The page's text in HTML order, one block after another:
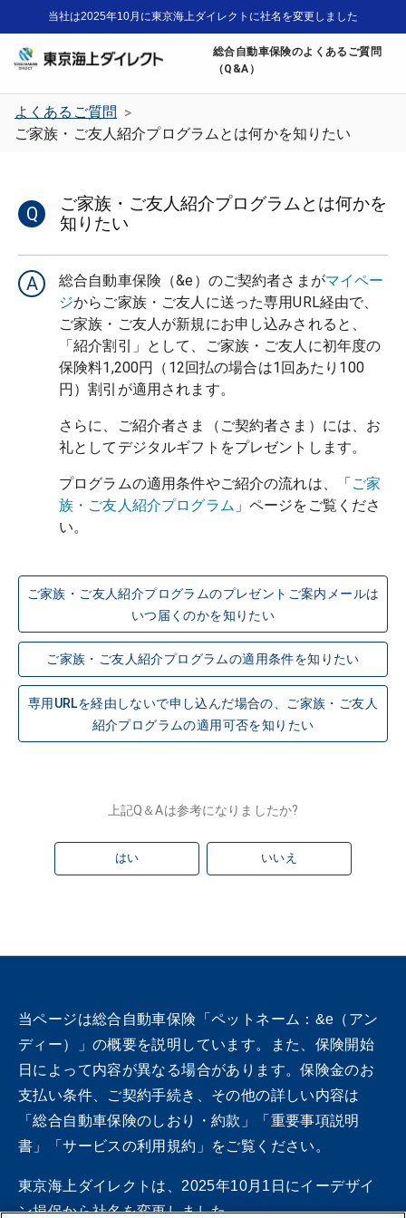
当社は2025年10月に東京海上ダイレクトに社名を変更しました
総合自動車保険のよくあるご質問
（Q&A）
よくあるご質問 >
ご家族・ご友人紹介プログラムとは何かを知りたい
Q
ご家族・ご友人紹介プログラムとは何かを
知りたい
A 総合自動車保険（&e）のご契約者さまがマイペー
ジからご家族・ご友人に送った専用URL経由で、
ご家族・ご友人が新規にお申し込みされると、
「紹介割引」として、ご家族・ご友人に初年度の
保険料1,200円（12回払の場合は1回あたり100
円）割引が適用されます。
さらに、ご紹介者さま（ご契約者さま）には、お
プログラムの適用条件やご紹介の流れは、「ご家
族・ご友人紹介プログラム 」ページをご覧くださ
い。
ご家族・ご友人紹介プログラムのプレゼントご案内メールは
いつ届くのかを知りたい
ご家族・ご友人紹介プログラムの適用条件を知りたい
専用URLを経由しないで申し込んだ場合の、ご家族・ご友人
紹介プログラムの適用可否を知りたい
上記Q＆Aは参考になりましたか?
はい いいえ
当ページは総合自動車保険「ペットネーム：&e（アン
ディー）」の概要を説明しています。また、保険開始
日によって内容が異なる場合があります。保険金のお
支払い条件、ご契約手続き、その他の詳しい内容は
「総合自動車保険のしおり・約款」「重要事項説明
書」「サービスの利用規約」をご覧ください。
東京海上ダイレクトは、2025年10月1日にイーデザイ
ン損保から社名を変更しました。